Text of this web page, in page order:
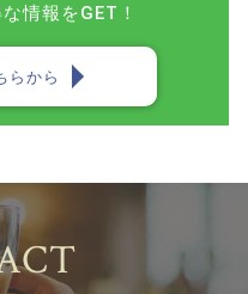
情報をGET！
らから